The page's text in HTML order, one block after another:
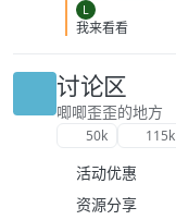
L
我来看看
讨论区
唧唧歪歪的地方
50k 115k
活动优惠
资源分享